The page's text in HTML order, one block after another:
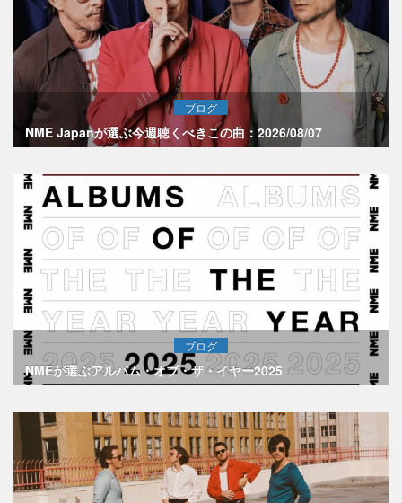
ブログ
NME Japanが選ぶ今週聴くべきこの曲：2026/08/07
ブログ
NMEが選ぶアルバム・オブ・ザ・イヤー2025